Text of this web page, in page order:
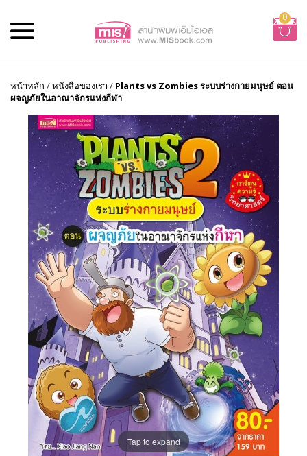
0
หน้าหลัก /หนังสือของเรา / Plants vs Zombies ระบบร่างกายมนุษย์ ตอน
ผจญภัยในอาณาจักรแห่งกีฬา
Tap to expand